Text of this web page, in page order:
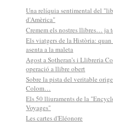
Una relíquia sentimental del
d'Amèrica"
Cremem els nostres llibres… ja
Els viatgers de la Història: quan
asenta a la maleta
Agost a Sotheran’s i Llibreria
operació a llibre obert
Sobre la pista del veritable
Colom…
Els 50 lliuraments de la
Voyages"
Les cartes d'Eléonore